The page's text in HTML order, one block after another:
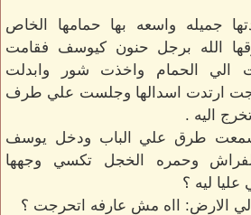
جميله واسعه بها حمامها الخاص
الله برجل حنون كيوسف فقامت
الي الحمام واخذت شور وابدلت
ارتدت اسدالها وجلست علي طرف
اليه .
طرق علي الباب ودخل يوسف
وحمره الخجل تكسي وجهها
ليه ؟
الارض: ااه مش عارفه اتحرجت ؟